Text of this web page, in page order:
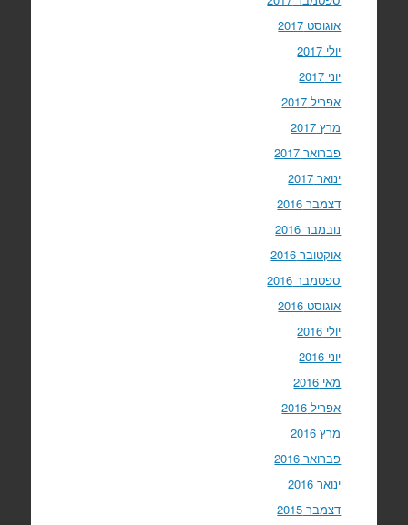
אוגוסט 2017
יולי 2017
יוני 2017
אפריל 2017
מרץ 2017
פברואר 2017
ינואר 2017
דצמבר 2016
נובמבר 2016
אוקטובר 2016
ספטמבר 2016
אוגוסט 2016
יולי 2016
יוני 2016
מאי 2016
אפריל 2016
מרץ 2016
פברואר 2016
ינואר 2016
דצמבר 2015